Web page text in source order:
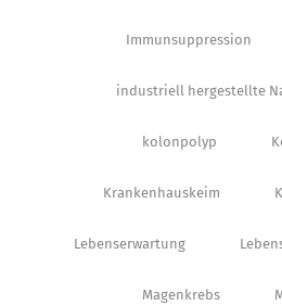
Immunsuppression
industriell hergestellte
kolonpolyp
Krankenhauskeim
Lebenserwartung
Magenkrebs